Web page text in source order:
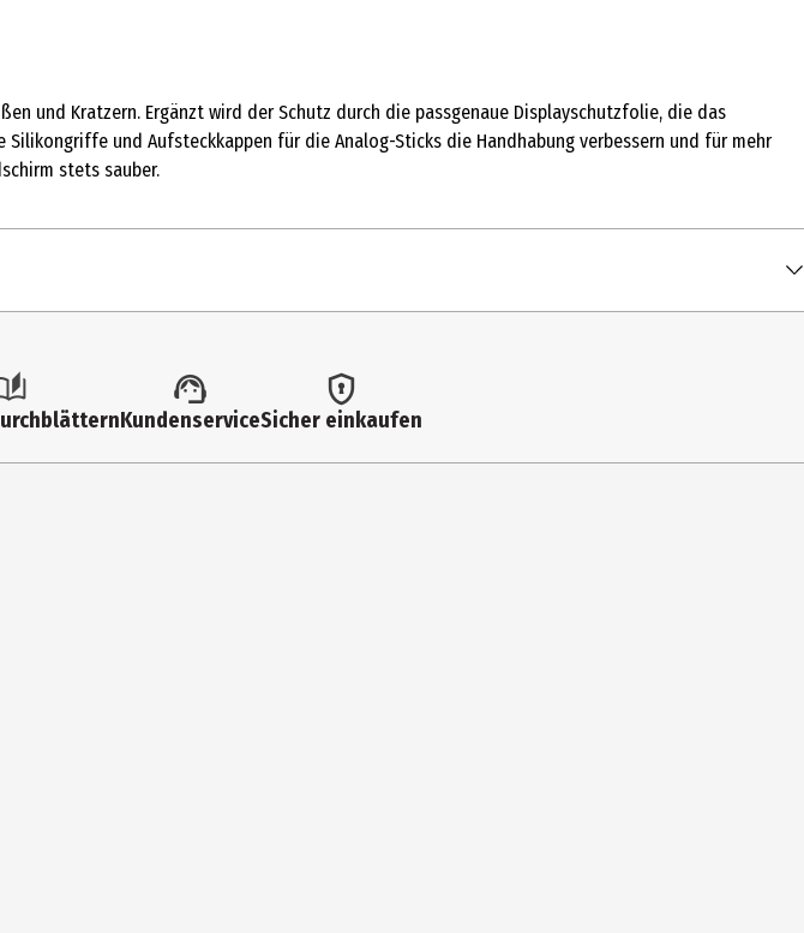
und Kratzern. Ergänzt wird der Schutz durch die passgenaue Displayschutzfolie, die das
und Aufsteckkappen für die Analog-Sticks die Handhabung verbessern und für mehr
stets sauber.
| Reinigungstuch
KundenserviceSicher einkaufen